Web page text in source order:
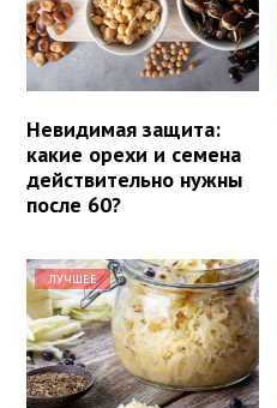
Невидимая защита:
какие орехи и семена
действительно нужны
после 60?
ЛУЧШЕЕ